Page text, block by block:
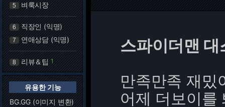
5 벼룩시장
6 직장인 (익명)
7 연애상담 (익명)
8 리뷰＆팁 1
유용한 기능
BG.GG (이미지 변환)
스파이더맨
만족만족 재밌
어제 더보이를